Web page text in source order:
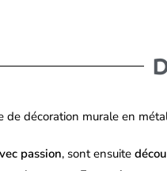
de décoration murale en
passion, sont ensuite